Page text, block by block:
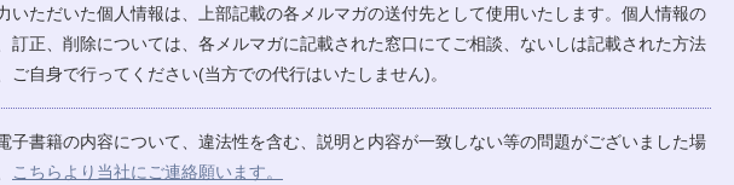
いただいた個人情報は、上部記載の各メルマガの送付先として使用いたします。個人情報の
訂正、削除については、各メルマガに記載された窓口にてご相談、ないしは記載された方法
ご自身で行ってください(当方での代行はいたしません)。
子書籍の内容について、違法性を含む、説明と内容が一致しない等の問題がございました場
こちらより当社にご連絡願います。